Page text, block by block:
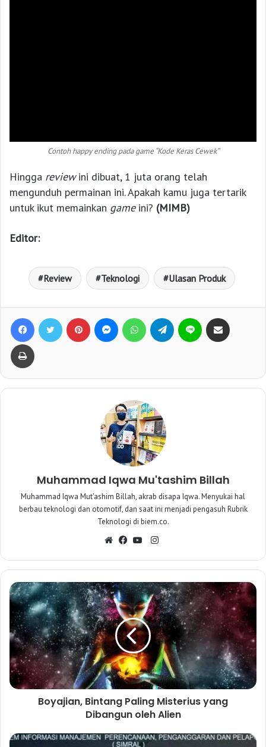
Contoh happy ending pada game “Kode Keras Cewek”
Hingga reviewini dibuat, 1 juta orang telah
mengunduh permainan ini. Apakah kamu juga tertarik
untuk ikut memainkan game ini? (MIMB)
Editor:
Review Teknologi Ulasan Produk
Muhammad Iqwa Mu'tashim Billah
Muhammad Iqwa Mut'ashim Billah, akrab disapa Iqwa. Menyukai hal
berbau teknologi dan otomotif, dan saat ini menjadi pengasuh Rubrik
Teknologi di biem.co.
e
b
s
i
t
e
a
c
b
o
o
k
o
u
T
u
b
e
I
s
t
a
g
r
a
m
Boyajian, Bintang Paling Misterius yang
Dibangun oleh Alien